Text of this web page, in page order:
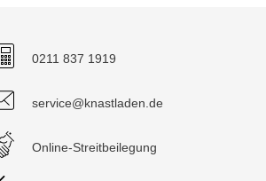
0211 837 1919
service@knastladen.de
Online-Streitbeilegung